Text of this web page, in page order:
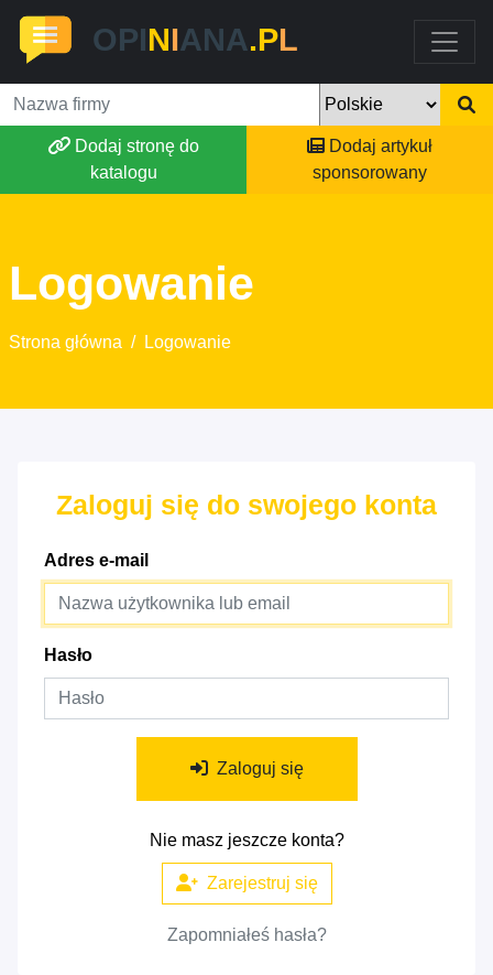
OPINIANA.PL
Dodaj stronę do
katalogu
Dodaj artykuł
sponsorowany
Logowanie
Strona główna / Logowanie
Zaloguj się do swojego konta
Adres e-mail
Hasło
Zaloguj się
Nie masz jeszcze konta?
Zarejestruj się
Zapomniałeś hasła?